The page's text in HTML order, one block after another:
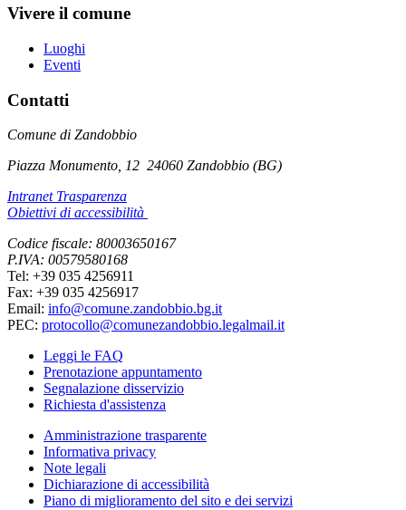
Vivere il comune
Luoghi
Eventi
Contatti
Comune di Zandobbio
Piazza Monumento, 12 24060 Zandobbio (BG)
Intranet Trasparenza
Obiettivi di accessibilità
Codice fiscale: 80003650167
P.IVA: 00579580168
Tel: +39 035 4256911
Fax: +39 035 4256917
Email: info@comune.zandobbio.bg.it
PEC: protocollo@comunezandobbio.legalmail.it
Leggi le FAQ
Prenotazione appuntamento
Segnalazione disservizio
Richiesta d'assistenza
Amministrazione trasparente
Informativa privacy
Note legali
Dichiarazione di accessibilità
Piano di miglioramento del sito e dei servizi